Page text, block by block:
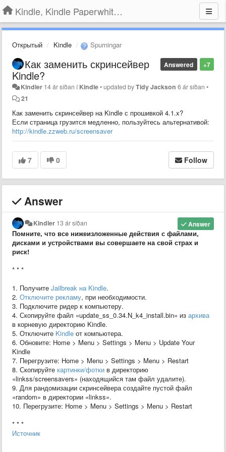
Kindle, Kindle Paperwhite, Kindle Voyage
Открытый Kindle Spurningar
+7
Answered
Как заменить скринсейвер
Kindle?
Kindler 14 ár síðan íKindle•updated byTidy Jackson 6 ár síðan •
21
Как заменить скринсейвер на Kindle с прошивкой 4.1.x?
Если страница грузится медленно, пользуйтесь альтернативой:
http://kindle.zzweb.ru/screensaver
7 0 Follow
Answer
Answer
Kindler 13 ár síðan
Помните, что все нижеизложенные действия с файлами,
дисками и устройствами вы совершаете на свой страх и
риск!
* * *
1. Получите Jailbreak на Kindle.
2. Отключите рекламу, при необходимости.
3. Подключите ридер к компьютеру.
4. Скопируйте файл «update_ss_0.34.N_k4_install.bin» из архива
в корневую директорию Kindle.
5. Отключите Kindle от компьютера.
6. Обновите: Home > Menu > Settings > Menu > Update Your
Kindle
7. Перегрузите: Home > Menu > Settings > Menu > Restart
8. Скопируйте картинки/фотки в директорию
«linkss/screensavers» (находящийся там файл удалите).
9. Для рандомизации скринсейвера создайте пустой файл
«random» в директории «linkss».
10. Перегрузите: Home > Menu > Settings > Menu > Restart
* * *
Источник